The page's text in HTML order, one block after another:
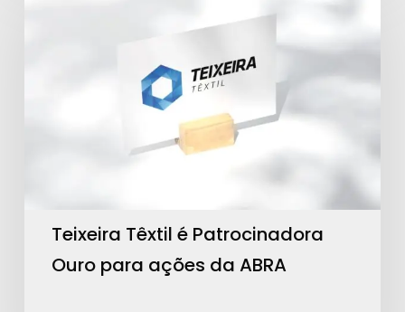
Teixeira Têxtil é Patrocinadora
Ouro para ações da ABRA